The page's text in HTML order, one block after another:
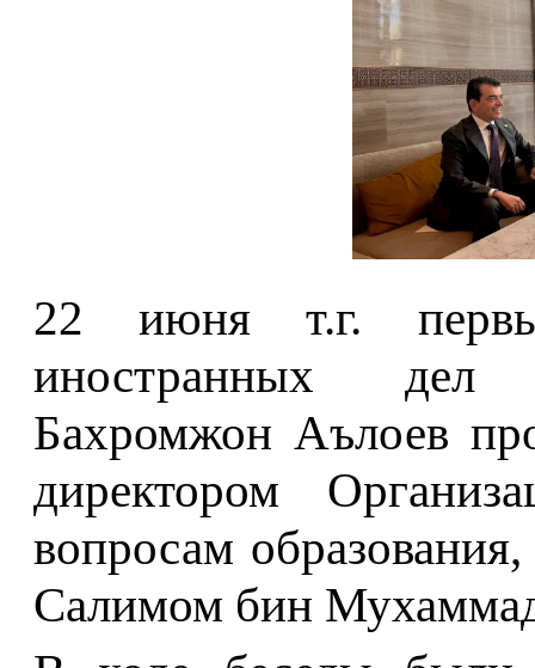
22 июня т.г.
иностранных дел
Бахромжон Аълоев
директором
вопросам
Салимом бин